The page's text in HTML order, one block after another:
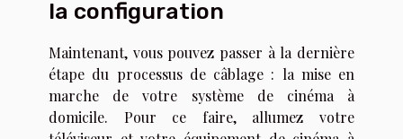
la configuration
Maintenant, vous pouvez passer à la dernière
étape du processus de câblage : la mise en
marche de votre système de cinéma à
domicile. Pour ce faire, allumez votre